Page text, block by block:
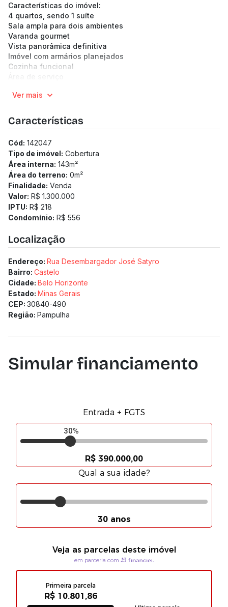
Características do imóvel:
4 quartos, sendo 1 suíte
Sala ampla para dois ambientes
Varanda gourmet
Vista panorâmica definitiva
Imóvel com armários planejados
Cozinha funcional
Área de serviço
2 vagas de garagem paralelas
(Os preços e informações poderão sofrer mudanças.
Solicitamos a confirmação com nossa equipe).
Ver mais
Características
Cód: 142047
Tipo de imóvel: Cobertura
Área interna: 143m²
Área do terreno: 0m²
Finalidade: Venda
Valor: R$ 1.300.000
IPTU: R$ 218
Condomínio: R$ 556
Localização
Endereço: Rua Desembargador José Satyro
Bairro: Castelo
Cidade: Belo Horizonte
Estado: Minas Gerais
CEP: 30840-490
Região: Pampulha
Simular financiamento